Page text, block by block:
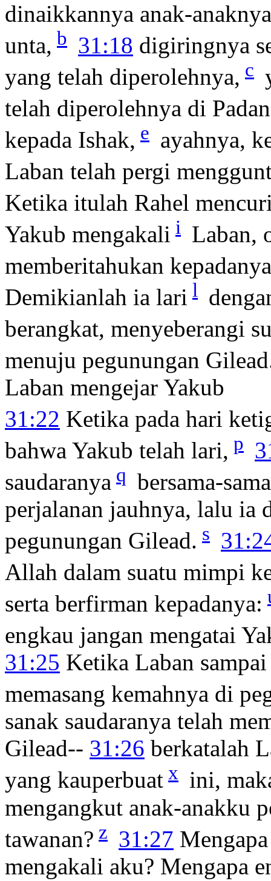
dinaikkannya anak-
unta, b 31:18 digiringnya
yang telah diperolehnya, c
telah diperolehnya di
kepada Ishak, e ayahnya,
Laban telah pergi
Ketika itulah Rahel
Yakub mengakali i Laban,
memberitahukan
Demikianlah ia lari l
berangkat, menyeberangi
menuju pegunungan
Laban mengejar Yakub
31:22 Ketika pada hari
bahwa Yakub telah lari, p
saudaranya q bersama-
perjalanan jauhnya, lalu ia
pegunungan Gilead. s
Allah dalam suatu mimpi
serta berfirman kepadanya:
engkau jangan mengatai
31:25 Ketika Laban
memasang kemahnya di
sanak saudaranya telah
Gilead-- 31:26 berkatalah
yang kauperbuat x ini,
mengangkut anak-anakku
tawanan? z 31:27
mengakali aku? Mengapa